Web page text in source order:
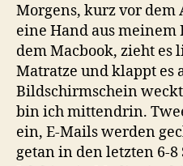
Morgens, kurz vor dem
eine Hand aus
dem Macbook, zieht es
Matratze und klappt es
Bildschirmschein
bin ich mittendrin.
ein, E-Mails werden
getan in den letzten 6-8